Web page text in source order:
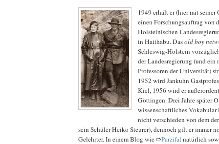
1949 erhält er (hier mit
einen Forschungsauftrag von
Holsteinischen
in Haithabu. Dasold boy
Schleswig-Holstein
der Landesregierung (und ein
Professoren der Universität)
1952 wird Jankuhn
Kiel, 1956 wird er
Göttingen. Drei Jahre später
wissenschaftliches Vokabular
nicht verschieden von dem
sein Schüler Heiko Steurer), dennoch gilt er immer
Gelehrter. In einem Blog wie ➱Parzifal natürlich